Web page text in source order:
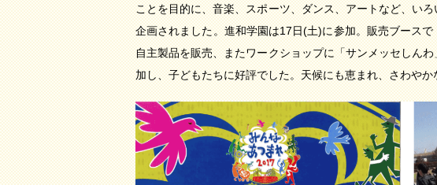
ことを目的に、音楽、スポーツ、ダンス、アートなど、い
企画されました。進和学園は17日(土)に参加。販売ブース
自主製品を販売、またワークショップに「サンメッセしん
加し、子どもたちに好評でした。天候にも恵まれ、さわやか